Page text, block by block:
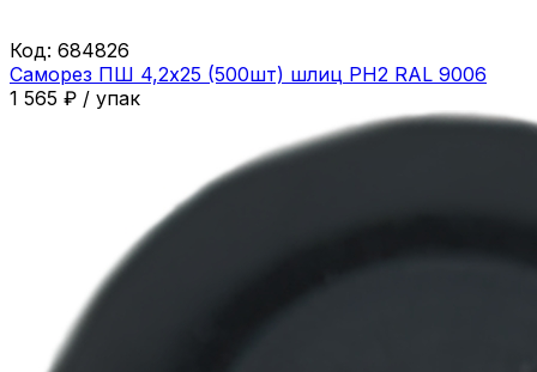
Код: 684826
Саморез ПШ 4,2х25 (500шт) шлиц PH2 RAL 9006
1 565 ₽ / упак